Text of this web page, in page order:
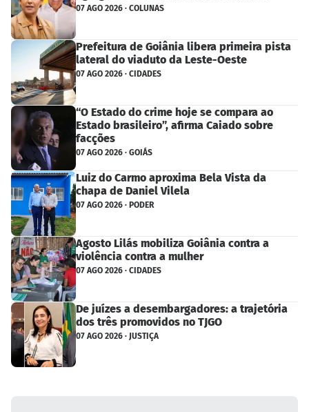
07 AGO 2026 · COLUNAS
Prefeitura de Goiânia libera primeira pista
lateral do viaduto da Leste-Oeste
07 AGO 2026 · CIDADES
“O Estado do crime hoje se compara ao
Estado brasileiro”, afirma Caiado sobre
facções
07 AGO 2026 · GOIÁS
Luiz do Carmo aproxima Bela Vista da
chapa de Daniel Vilela
07 AGO 2026 · PODER
Agosto Lilás mobiliza Goiânia contra a
violência contra a mulher
07 AGO 2026 · CIDADES
De juízes a desembargadores: a trajetória
dos três promovidos no TJGO
07 AGO 2026 · JUSTIÇA